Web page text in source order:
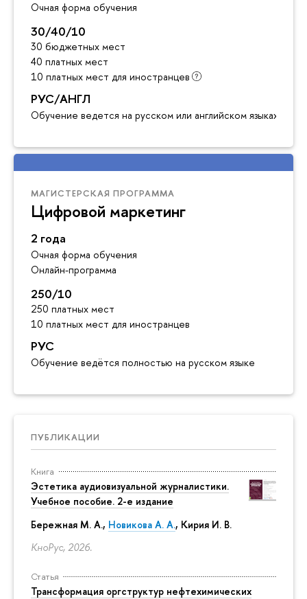
Очная форма обучения
30/40/10
30 бюджетных мест
40 платных мест
10 платных мест для иностранцев
РУС/АНГЛ
Обучение ведется на русском или английском языках
МАГИСТЕРСКАЯ ПРОГРАММА
Цифровой маркетинг
2 года
Очная форма обучения
Онлайн-программа
250/10
250 платных мест
10 платных мест для иностранцев
РУС
Обучение ведётся полностью на русском языке
ПУБЛИКАЦИИ
Книга
Эстетика аудиовизуальной журналистики.
Учебное пособие. 2-е издание
Бережная М. А., Новикова А. А., Кирия И. В.
КноРус, 2026.
Статья
Трансформация оргструктур нефтехимических